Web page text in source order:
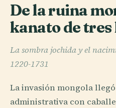
De la ruina
kanato de
La sombra jochida y el
1220-1731
La invasión mongola
administrativa con